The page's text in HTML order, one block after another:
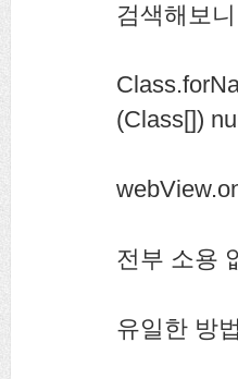
검색해보
(Class[])
전부 소용
유일한 방